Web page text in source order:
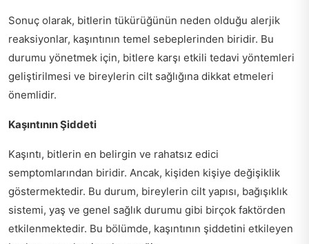
Sonuç olarak, bitlerin tükürüğünün neden olduğu alerjik
reaksiyonlar, kaşıntının temel sebeplerinden biridir. Bu
durumu yönetmek için, bitlere karşı etkili tedavi yöntemleri
geliştirilmesi ve bireylerin cilt sağlığına dikkat etmeleri
önemlidir.
Kaşıntının Şiddeti
Kaşıntı, bitlerin en belirgin ve rahatsız edici
semptomlarından biridir. Ancak, kişiden kişiye değişiklik
göstermektedir. Bu durum, bireylerin cilt yapısı, bağışıklık
sistemi, yaş ve genel sağlık durumu gibi birçok faktörden
etkilenmektedir. Bu bölümde, kaşıntının şiddetini etkileyen